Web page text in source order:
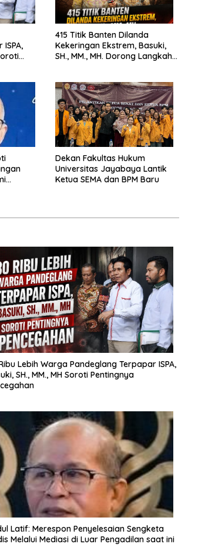
415 Titik Banten Dilanda
Kekeringan Ekstrem, Basuki,
SH., MM., MH. Dorong Langkah
Dekan Fakultas Hukum
Universitas Jayabaya Lantik
Ketua SEMA dan BPM Baru
Lebih Warga Pandeglang Terpapar ISPA,
SH., MM., MH Soroti Pentingnya
Penyelesaian Sengketa
Melalui Mediasi di Luar Pengadilan saat ini